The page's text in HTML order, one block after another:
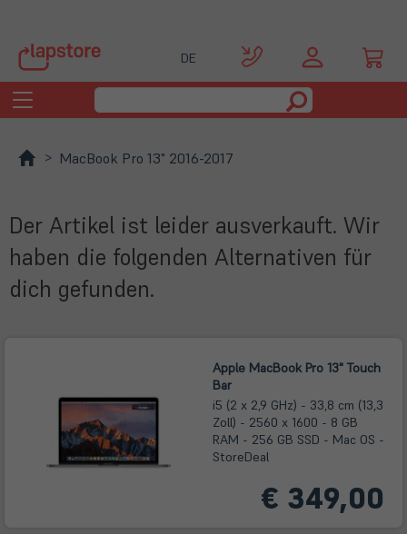
DE
Toggle
navigation
MacBook Pro 13" 2016-2017
Der Artikel ist leider ausverkauft. Wir
haben die folgenden Alternativen für
dich gefunden.
Apple MacBook Pro 13" Touch
Bar
i5 (2 x 2,9 GHz) - 33,8 cm (13,3
Zoll) - 2560 x 1600 - 8 GB
RAM - 256 GB SSD - Mac OS -
StoreDeal
€ 349,00